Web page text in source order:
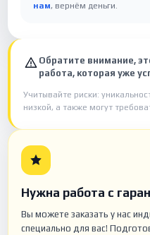
нам, вернём деньги.
Обратите внимание,
работа, которая уже
Учитывайте риски:
низкой, а также могут
Нужна работа с
Вы можете заказать у нас
специально для вас!